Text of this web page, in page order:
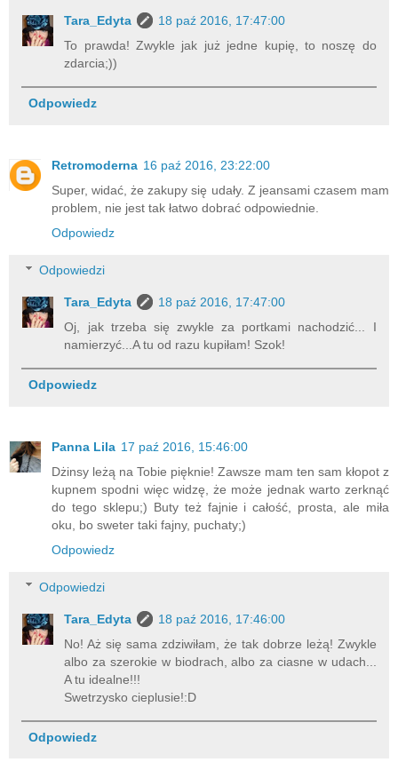
Tara_Edyta
18 paź 2016, 17:47:00
To prawda! Zwykle jak już jedne kupię, to noszę do
zdarcia;))
Odpowiedz
Retromoderna 16 paź 2016, 23:22:00
Super, widać, że zakupy się udały. Z jeansami czasem mam
problem, nie jest tak łatwo dobrać odpowiednie.
Odpowiedz
Odpowiedzi
Tara_Edyta
18 paź 2016, 17:47:00
Oj, jak trzeba się zwykle za portkami nachodzić... I
namierzyć...A tu od razu kupiłam! Szok!
Odpowiedz
Panna Lila 17 paź 2016, 15:46:00
Dżinsy leżą na Tobie pięknie! Zawsze mam ten sam kłopot z
kupnem spodni więc widzę, że może jednak warto zerknąć
do tego sklepu;) Buty też fajnie i całość, prosta, ale miła
oku, bo sweter taki fajny, puchaty;)
Odpowiedz
Odpowiedzi
Tara_Edyta
18 paź 2016, 17:46:00
No! Aż się sama zdziwiłam, że tak dobrze leżą! Zwykle
albo za szerokie w biodrach, albo za ciasne w udach...
A tu idealne!!!
Swetrzysko cieplusie!:D
Odpowiedz